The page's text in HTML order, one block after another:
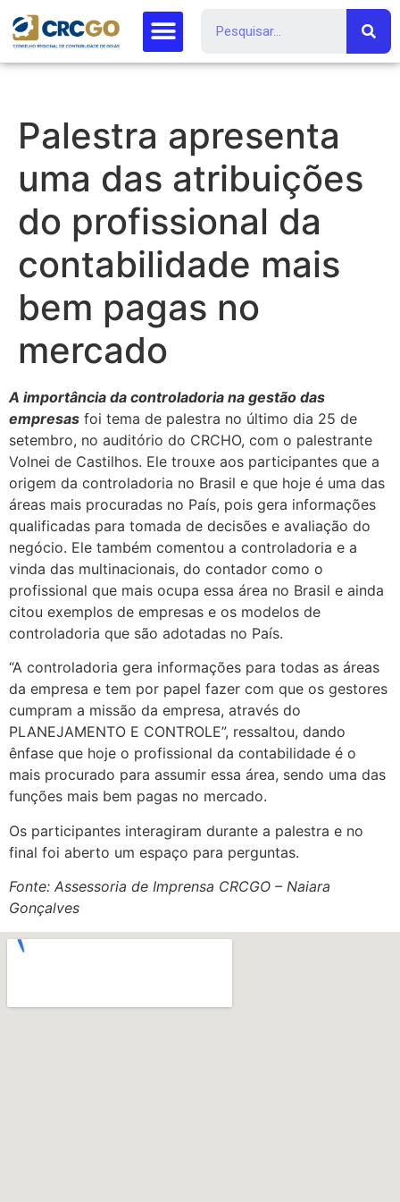
Palestra apresenta
uma das atribuições
do profissional da
contabilidade mais
bem pagas no
mercado
A importância da controladoria na gestão das
empresas foi tema de palestra no último dia 25 de
setembro, no auditório do CRCHO, com o palestrante
Volnei de Castilhos. Ele trouxe aos participantes que a
origem da controladoria no Brasil e que hoje é uma das
áreas mais procuradas no País, pois gera informações
qualificadas para tomada de decisões e avaliação do
negócio. Ele também comentou a controladoria e a
vinda das multinacionais, do contador como o
profissional que mais ocupa essa área no Brasil e ainda
citou exemplos de empresas e os modelos de
controladoria que são adotadas no País.
“A controladoria gera informações para todas as áreas
da empresa e tem por papel fazer com que os gestores
cumpram a missão da empresa, através do
PLANEJAMENTO E CONTROLE”, ressaltou, dando
ênfase que hoje o profissional da contabilidade é o
mais procurado para assumir essa área, sendo uma das
funções mais bem pagas no mercado.
Os participantes interagiram durante a palestra e no
final foi aberto um espaço para perguntas.
Fonte: Assessoria de Imprensa CRCGO – Naiara
Gonçalves